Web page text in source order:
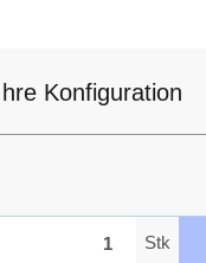
Konfiguration
Stk